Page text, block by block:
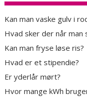
Kan man vaske gulv i
Hvad sker der når
Kan man fryse løse ris?
Hvad er et stipendie?
Er yderlår mørt?
Hvor mange kWh